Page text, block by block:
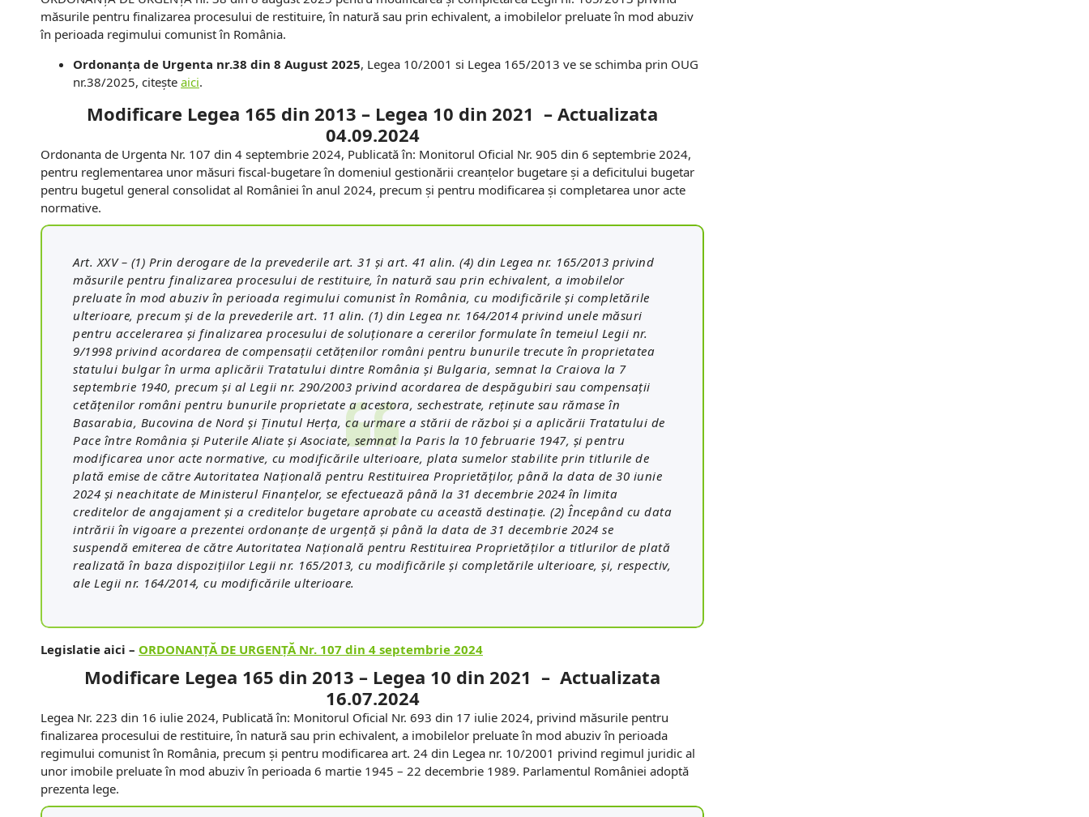
măsurile pentru finalizarea procesului de restituire, în natură sau prin echivalent, a imobilelor preluate în mod abuziv
în perioada regimului comunist în România.
Ordonanța de Urgenta nr.38 din 8 August 2025, Legea 10/2001 si Legea 165/2013 ve se schimba prin OUG
nr.38/2025, citește aici.
Modificare Legea 165 din 2013 – Legea 10 din 2021 – Actualizata
04.09.2024
Ordonanta de Urgenta Nr. 107 din 4 septembrie 2024, Publicată în: Monitorul Oficial Nr. 905 din 6 septembrie 2024,
pentru reglementarea unor măsuri fiscal-bugetare în domeniul gestionării creanțelor bugetare și a deficitului bugetar
pentru bugetul general consolidat al României în anul 2024, precum și pentru modificarea și completarea unor acte
normative.
Art. XXV – (1) Prin derogare de la prevederile art. 31 și art. 41 alin. (4) din Legea nr. 165/2013 privind
măsurile pentru finalizarea procesului de restituire, în natură sau prin echivalent, a imobilelor
preluate în mod abuziv în perioada regimului comunist în România, cu modificările şi completările
ulterioare, precum și de la prevederile art. 11 alin. (1) din Legea nr. 164/2014 privind unele măsuri
pentru accelerarea și finalizarea procesului de soluționare a cererilor formulate în temeiul Legii nr.
9/1998 privind acordarea de compensații cetățenilor români pentru bunurile trecute în proprietatea
statului bulgar în urma aplicării Tratatului dintre România și Bulgaria, semnat la Craiova la 7
septembrie 1940, precum și al Legii nr. 290/2003 privind acordarea de despăgubiri sau compensații
cetățenilor români pentru bunurile proprietate a acestora, sechestrate, reținute sau rămase în
Basarabia, Bucovina de Nord și Ținutul Herța, ca urmare a stării de război și a aplicării Tratatului de
Pace între România și Puterile Aliate și Asociate, semnat la Paris la 10 februarie 1947, și pentru
modificarea unor acte normative, cu modificările ulterioare, plata sumelor stabilite prin titlurile de
plată emise de către Autoritatea Națională pentru Restituirea Proprietăților, până la data de 30 iunie
2024 și neachitate de Ministerul Finanțelor, se efectuează până la 31 decembrie 2024 în limita
creditelor de angajament și a creditelor bugetare aprobate cu această destinație. (2) Începând cu data
intrării în vigoare a prezentei ordonanțe de urgență și până la data de 31 decembrie 2024 se
suspendă emiterea de către Autoritatea Națională pentru Restituirea Proprietăților a titlurilor de plată
realizată în baza dispozițiilor Legii nr. 165/2013, cu modificările și completările ulterioare, și, respectiv,
ale Legii nr. 164/2014, cu modificările ulterioare.
Legislatie aici – ORDONANŢĂ DE URGENŢĂ Nr. 107 din 4 septembrie 2024
Modificare Legea 165 din 2013 – Legea 10 din 2021 – Actualizata
16.07.2024
Legea Nr. 223 din 16 iulie 2024, Publicată în: Monitorul Oficial Nr. 693 din 17 iulie 2024, privind măsurile pentru
finalizarea procesului de restituire, în natură sau prin echivalent, a imobilelor preluate în mod abuziv în perioada
regimului comunist în România, precum şi pentru modificarea art. 24 din Legea nr. 10/2001 privind regimul juridic al
unor imobile preluate în mod abuziv în perioada 6 martie 1945 – 22 decembrie 1989. Parlamentul României adoptă
prezenta lege.